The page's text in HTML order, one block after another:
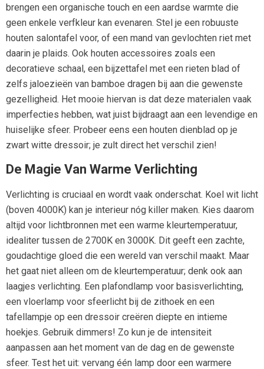
brengen een organische touch en een aardse warmte die
geen enkele verfkleur kan evenaren. Stel je een robuuste
houten salontafel voor, of een mand van gevlochten riet met
daarin je plaids. Ook houten accessoires zoals een
decoratieve schaal, een bijzettafel met een rieten blad of
zelfs jaloezieën van bamboe dragen bij aan die gewenste
gezelligheid. Het mooie hiervan is dat deze materialen vaak
imperfecties hebben, wat juist bijdraagt aan een levendige en
huiselijke sfeer. Probeer eens een houten dienblad op je
zwart witte dressoir; je zult direct het verschil zien!
De Magie Van Warme Verlichting
Verlichting is cruciaal en wordt vaak onderschat. Koel wit licht
(boven 4000K) kan je interieur nóg killer maken. Kies daarom
altijd voor lichtbronnen met een warme kleurtemperatuur,
idealiter tussen de 2700K en 3000K. Dit geeft een zachte,
goudachtige gloed die een wereld van verschil maakt. Maar
het gaat niet alleen om de kleurtemperatuur; denk ook aan
laagjes verlichting. Een plafondlamp voor basisverlichting,
een vloerlamp voor sfeerlicht bij de zithoek en een
tafellampje op een dressoir creëren diepte en intieme
hoekjes. Gebruik dimmers! Zo kun je de intensiteit
aanpassen aan het moment van de dag en de gewenste
sfeer. Test het uit: vervang één lamp door een warmere